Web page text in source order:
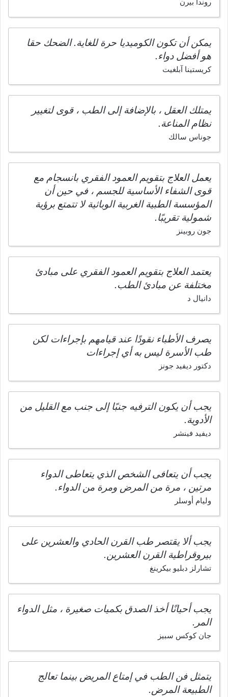
يمكن أن تكون الكوميديا حرة للغاية. الضحك حقا
هو أفضل دواء.
كريستينا آبلغيت
يمتلك العقل ، بالإضافة إلى الطب ، قوى لتغيير
نظام المناعة.
جوناس سالك
يعمل العلاج بتقويم العمود الفقري بانسجام مع
قوى الشفاء الأساسية للجسم ، في حين أن
المؤسسة الطبية الغربية الوباثية لا تتمتع برؤية
شمولية تقريبًا.
جون روبينز
يعتمد العلاج بتقويم العمود الفقري على مبادئ
مختلفة عن مبادئ الطب.
دانيال د
يصرف الأطباء نقودًا عند قيامهم بإجراءات لكن
طب الأسرة ليس به أي إجراءات
دكتور ديفيد جونز
يجب أن يكون الترفيه جنبًا إلى جنب مع القليل من
الأدوية.
ديفيد فينشر
يجب أن يتعافى الشخص الذي يتعاطى الدواء
مرتين ، مرة من المرض ومرة من الدواء.
وليام أوسلر
يجب ألا يقتصر طب القرن الحادي والعشرين على
بيروقراطية القرن العشرين.
تشارلز دبليو بيكرينغ
يجب أحيانًا أخذ الصدق بكميات صغيرة ، مثل الدواء
المر.
جان كوكس سبيز
يتمثل فن الطب في إمتاع المريض بينما تعالج
الطبيعة المرض.